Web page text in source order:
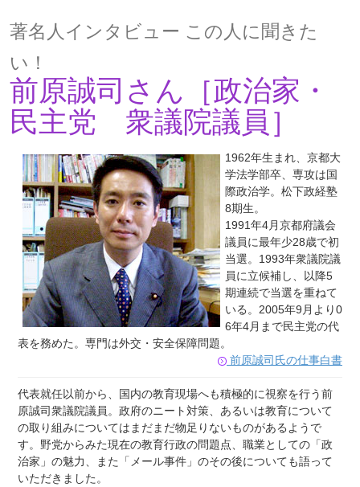
著名人インタビュー この人に聞きた
い！
前原誠司さん［政治家・
民主党 衆議院議員］
1962年生まれ、京都大
学法学部卒、専攻は国
際政治学。松下政経塾
8期生。
1991年4月京都府議会
議員に最年少28歳で初
当選。1993年衆議院議
員に立候補し、以降5
期連続で当選を重ねて
いる。2005年9月より0
6年4月まで民主党の代
表を務めた。専門は外交・安全保障問題。
前原誠司氏の仕事白書
代表就任以前から、国内の教育現場へも積極的に視察を行う前
原誠司衆議院議員。政府のニート対策、あるいは教育について
の取り組みについてはまだまだ物足りないものがあるようで
す。野党からみた現在の教育行政の問題点、職業としての「政
治家」の魅力、また「メール事件」のその後についても語って
いただきました。